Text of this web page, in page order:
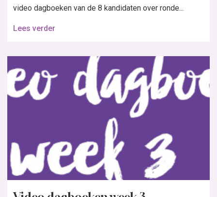
video dagboeken van de 8 kandidaten over ronde...
Lees verder